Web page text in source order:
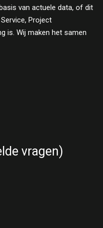
van actuele data, of dit
Service, Project
is. Wij maken het samen
vragen)